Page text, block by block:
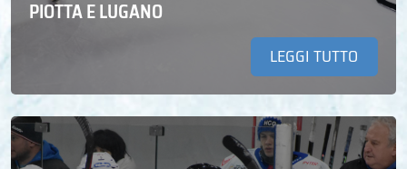
PIOTTA E LUGANO
LEGGI TUTTO